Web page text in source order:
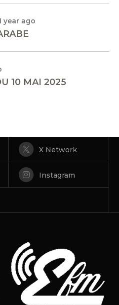
year ago
10 MAI 2025
X Network
Instagram